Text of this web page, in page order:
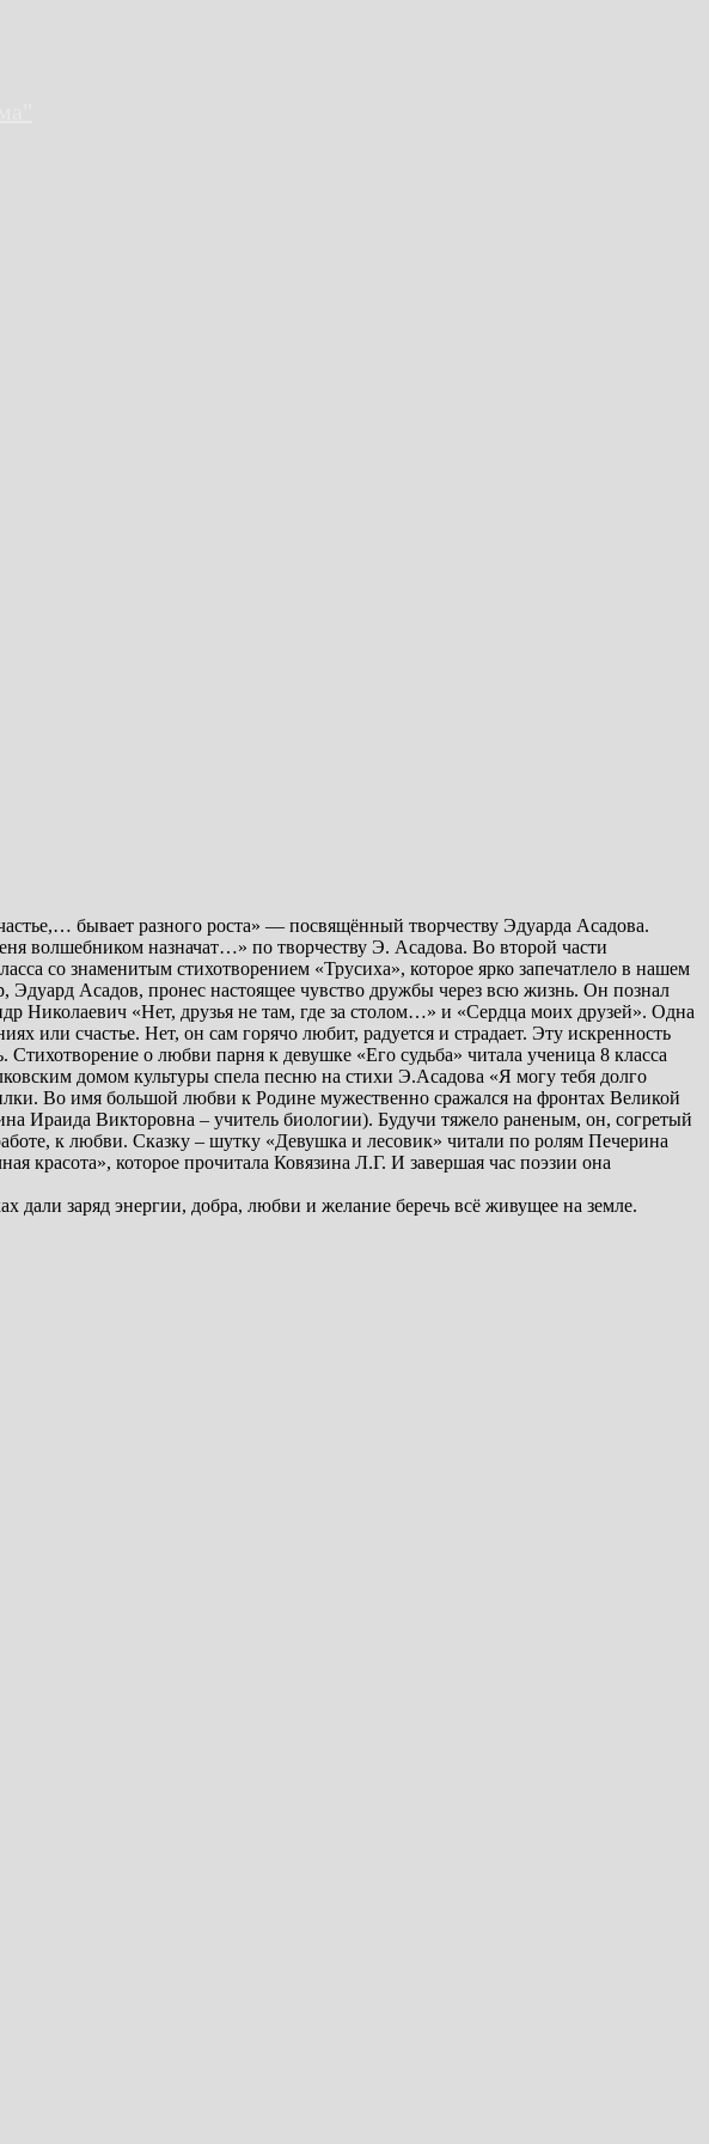
бывает разного роста» — посвящённый творчеству Эдуарда Асадова.
волшебником назначат…» по творчеству Э. Асадова. Во второй части
со знаменитым стихотворением «Трусиха», которое ярко запечатлело в нашем
Асадов, пронес настоящее чувство дружбы через всю жизнь. Он познал
Николаевич «Нет, друзья не там, где за столом…» и «Сердца моих друзей». Одна
или счастье. Нет, он сам горячо любит, радуется и страдает. Эту искренность
о любви парня к девушке «Его судьба» читала ученица 8 класса
домом культуры спела песню на стихи Э.Асадова «Я могу тебя долго
Во имя большой любви к Родине мужественно сражался на фронтах Великой
Ираида Викторовна – учитель биологии). Будучи тяжело раненым, он, согретый
к любви. Сказку – шутку «Девушка и лесовик» читали по ролям Печерина
красота», которое прочитала Ковязина Л.Г. И завершая час поэзии она
дали заряд энергии, добра, любви и желание беречь всё живущее на земле.